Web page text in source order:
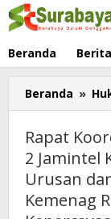
Lewati
ke
Beranda Berita
Beranda »
Rapat
2 Jamintel
Urusan
Kemenag